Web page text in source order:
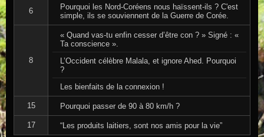
6
Pourquoi les Nord-Coréens nous haïssent-ils ? C'est
simple, ils se souviennent de la Guerre de Corée.
8
« Quand vas-tu enfin cesser d’être con ? » Signé : «
Ta conscience ».
L’Occident célèbre Malala, et ignore Ahed. Pourquoi
?
Les bienfaits de la connexion !
15 Pourquoi passer de 90 à 80 km/h ?
17 “Les produits laitiers, sont nos amis pour la vie”